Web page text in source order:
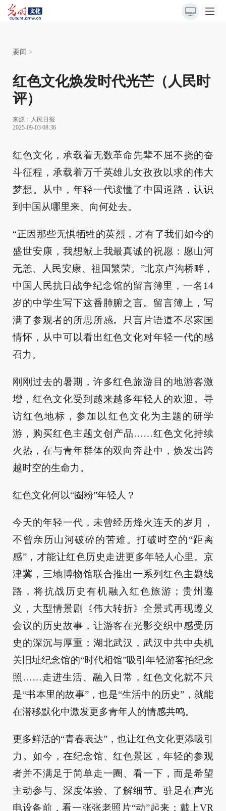
要闻 >
红色文化焕发时代光芒（人民时
评）
来源： 人民日报
2025-09-03 08:36
红色文化，承载着无数革命先辈不屈不挠的奋
斗征程，承载着万千英雄儿女孜孜以求的伟大
梦想。从中，年轻一代读懂了中国道路，认识
到中国从哪里来、向何处去。
“正因那些无惧牺牲的英烈，才有了我们如今的
盛世安康，我想献上我最真诚的祝愿：愿山河
无恙、人民安康、祖国繁荣。”北京卢沟桥畔，
中国人民抗日战争纪念馆的留言簿里，一名14
岁的中学生写下这番肺腑之言。留言簿上，写
满了参观者的所思所感。只言片语道不尽家国
情怀，从中可以看出红色文化对年轻一代的感
召力。
刚刚过去的暑期，许多红色旅游目的地游客激
增，红色文化受到越来越多年轻人的欢迎。寻
访红色地标，参加以红色文化为主题的研学
游，购买红色主题文创产品……红色文化持续
火热，在与青年群体的双向奔赴中，焕发出跨
越时空的生命力。
红色文化何以“圈粉”年轻人？
今天的年轻一代，未曾经历烽火连天的岁月，
不曾亲历山河破碎的苦难。打破时空的“距离
感”，才能让红色历史走进更多年轻人心里。京
津冀，三地博物馆联合推出一系列红色主题线
路，将抗战历史有机融入红色旅游；贵州遵
义，大型情景剧《伟大转折》全景式再现遵义
会议的历史故事，让游客在光影交织中感受历
史的深沉与厚重；湖北武汉，武汉中共中央机
关旧址纪念馆的“时代相馆”吸引年轻游客拍纪念
照……走进生活、融入日常，红色文化就不只
是“书本里的故事”，也是“生活中的历史”，就能
在潜移默化中激发更多青年人的情感共鸣。
更多鲜活的“青春表达”，也让红色文化更添吸引
力。如今，在纪念馆、红色景区，年轻的参观
者并不满足于简单走一圈、看一下，而是希望
主动参与、深度体验、了解细节。驻足在声光
电设备前，看一张张老照片“动”起来；戴上VR